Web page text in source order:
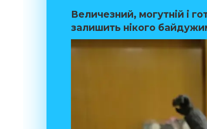
Величезний, могутній і
залишить нікого